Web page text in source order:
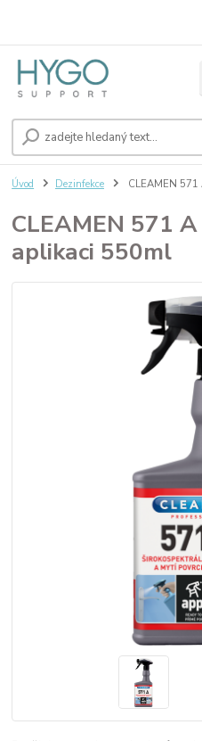
Úvod Dezinfekce CLEAMEN
CLEAMEN 571
aplikaci 550ml